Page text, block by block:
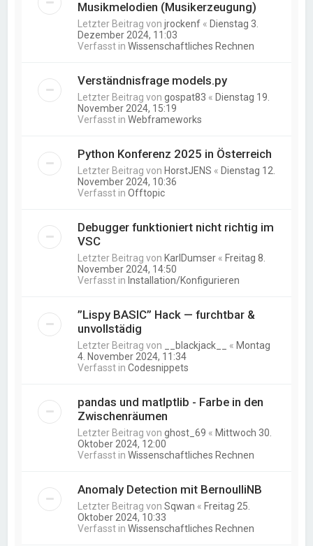
Musikmelodien (Musikerzeugung)
Letzter Beitrag vonjrockenf « Dienstag 3.
Dezember 2024, 11:03
Verfasst inWissenschaftliches Rechnen
Verständnisfrage models.py
Letzter Beitrag vongospat83 « Dienstag 19.
November 2024, 15:19
Verfasst inWebframeworks
Python Konferenz 2025 in Österreich
Letzter Beitrag von HorstJENS « Dienstag 12.
November 2024, 10:36
Verfasst inOfftopic
Debugger funktioniert nicht richtig im
VSC
Letzter Beitrag von KarlDumser « Freitag 8.
November 2024, 14:50
Verfasst in Installation/Konfigurieren
”Lispy BASIC” Hack — furchtbar &
unvollstädig
Letzter Beitrag von __blackjack__ « Montag
4. November 2024, 11:34
Verfasst inCodesnippets
pandas und matlptlib - Farbe in den
Zwischenräumen
Letzter Beitrag vonghost_69 « Mittwoch 30.
Oktober 2024, 12:00
Verfasst inWissenschaftliches Rechnen
Anomaly Detection mit BernoulliNB
Letzter Beitrag vonSqwan « Freitag 25.
Oktober 2024, 10:33
Verfasst inWissenschaftliches Rechnen